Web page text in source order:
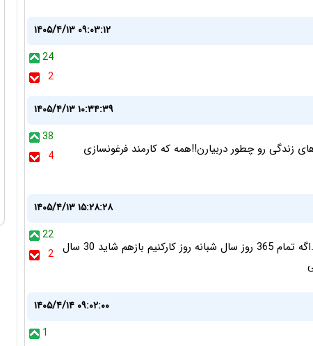
۱۴۰۵/۴/۱۳ ۰۹:۰۳:۱۲
24
2
۱۴۰۵/۴/۱۳ ۱۰:۳۴:۳۹
38
4
زندگی رو چطور دربیارن!!همه که کارمند فرغونسازی
۱۴۰۵/۴/۱۳ ۱۵:۲۸:۲۸
22
2 سرزمین تعطیلات ..هر بار تحت یه اسم و عنوانی......اگه تمام 365 روز سال شبانه روز کارکنیم بازهم شاید 30 سال
۱۴۰۵/۴/۱۴ ۰۹:۰۲:۰۰
1